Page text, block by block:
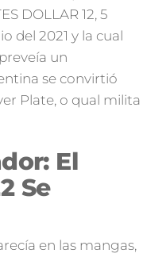
DOLLAR 12, 5
del 2021 y la cual
un
se convirtió
Plate, o qual milita
El
Se
en las mangas,